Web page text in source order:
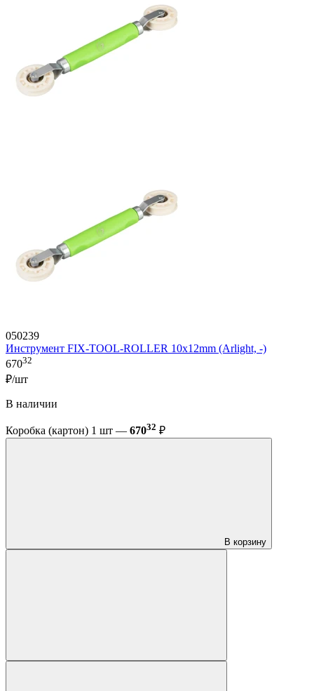
050239
Инструмент FIX-TOOL-ROLLER 10х12mm (Arlight, -)
67032
₽/шт
В наличии
Коробка (картон) 1 шт — 67032 ₽
В корзину